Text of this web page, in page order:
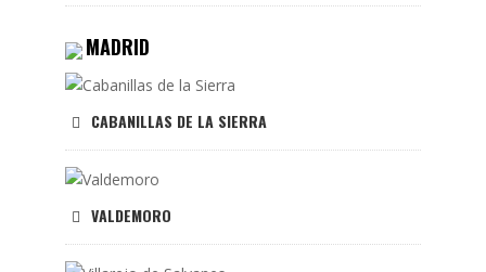
MADRID
CABANILLAS DE LA SIERRA
VALDEMORO